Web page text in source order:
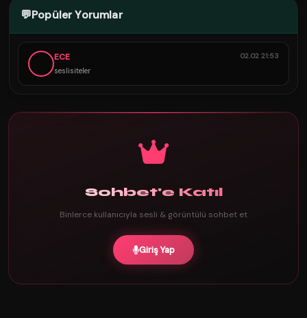
💬Popüler Yorumlar
ECE
seslisiteler
02.02 21:53
Sohbet'e Katıl
Binlerce kullanıcıyla sesli & görüntülü sohbet et
Giriş Yap